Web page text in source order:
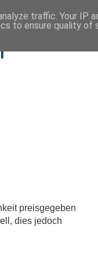
preisgegeben
dies jedoch
traffic. Your IP
to ensure quality of